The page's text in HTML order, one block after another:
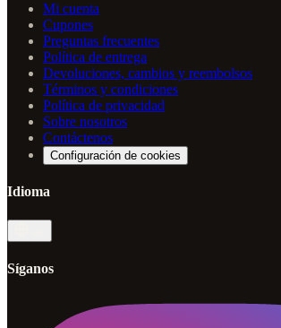
Mi cuenta
Cupones
Preguntas frecuentes
Política de entrega
Devoluciones, cambios y reembolsos
Términos y condiciones
Política de privacidad
Sobre nosotros
Contáctenos
Configuración de cookies
Idioma
Síganos